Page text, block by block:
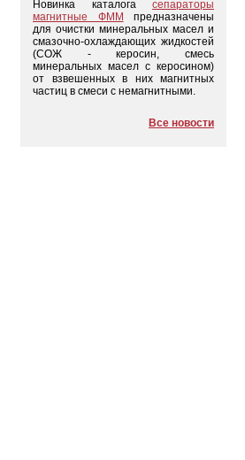
Новинка каталога
сепараторы
магнитные ФММ
предназначены
для очистки минеральных масел и
смазочно-охлаждающих жидкостей
(СОЖ - керосин, смесь
минеральных масел с керосином)
от взвешенных в них магнитных
частиц в смеси с немагнитными.
Все новости